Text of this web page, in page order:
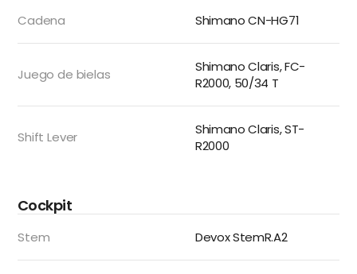
Cadena Shimano CN-HG71
Juego de bielas
Shimano Claris, FC-
R2000, 50/34 T
Shift Lever
Shimano Claris, ST-
R2000
Cockpit
Stem Devox StemR.A2